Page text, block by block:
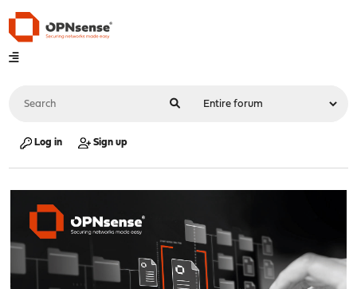
Log in Sign up